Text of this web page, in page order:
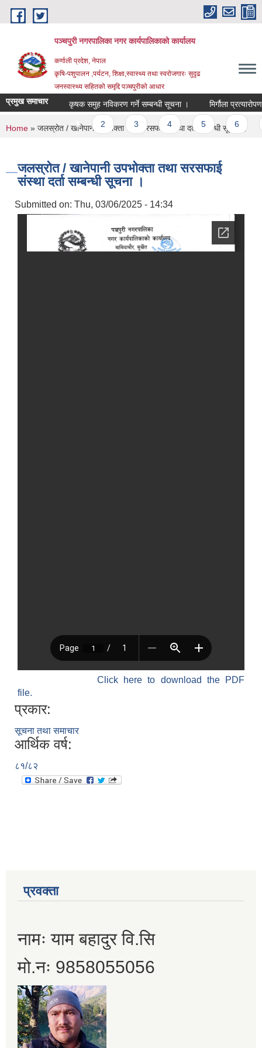
Skip to main content
पञ्चपुरी नगरपालिका नगर कार्यपालिकाको कार्यालय
कर्णाली प्रदेश, नेपाल
कृषि-पशुपालन ,पर्यटन, शिक्षा,स्वास्थ्य तथा स्वरोजगारः सुदृढ
जनस्वास्थ्य सहितको समृद्दि पञ्चपुरीको आधार
प्रमुख समाचार कृषक समुह नविकरण गर्ने सम्बन्धी सूचना । मिर्गौला
Pages
1 2 3 4 5 6
You are here
Home » जलस्रोत / खानेपानी उपभोक्ता तथा सरसफाई संस्था दर्ता सम्बन्धी सूचना ।
जलस्रोत / खानेपानी उपभोक्ता तथा सरसफाई
संस्था दर्ता सम्बन्धी सूचना ।
Submitted on: Thu, 03/06/2025 - 14:34
Click here to download the PDF
file.
प्रकार:
सूचना तथा समाचार
आर्थिक वर्ष:
८१/८२
प्रवक्ता
नामः याम बहादुर वि.सि
मो.नः 9858055056